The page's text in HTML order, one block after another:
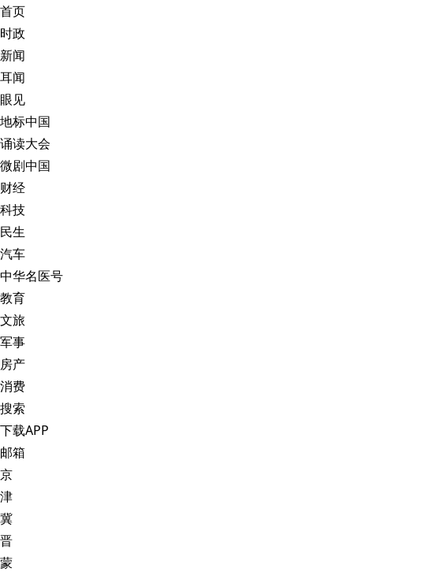
首页
时政
新闻
耳闻
眼见
地标中国
诵读大会
微剧中国
财经
科技
民生
汽车
中华名医号
教育
文旅
军事
房产
消费
搜索
下载APP
邮箱
京
津
冀
晋
蒙